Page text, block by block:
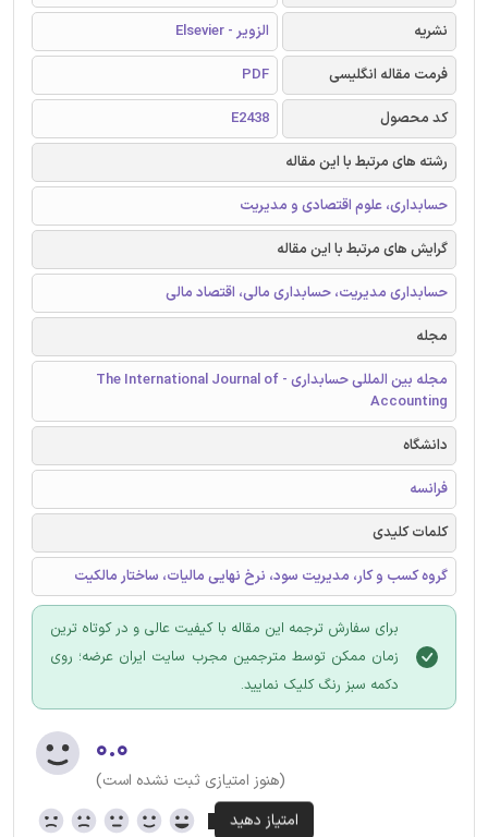
نشریه
الزویر - Elsevier
فرمت مقاله انگلیسی
PDF
کد محصول
E2438
رشته های مرتبط با این مقاله
حسابداری، علوم اقتصادی و مدیریت
گرایش های مرتبط با این مقاله
حسابداری مدیریت، حسابداری مالی، اقتصاد مالی
مجله
مجله بین المللی حسابداری - The International Journal of
Accounting
دانشگاه
فرانسه
کلمات کلیدی
گروه کسب و کار، مدیریت سود، نرخ نهایی مالیات، ساختار مالکیت
برای سفارش ترجمه این مقاله با کیفیت عالی و در کوتاه ترین
زمان ممکن توسط مترجمین مجرب سایت ایران عرضه؛ روی
دکمه سبز رنگ کلیک نمایید.
۰.۰
(هنوز امتیازی ثبت نشده است)